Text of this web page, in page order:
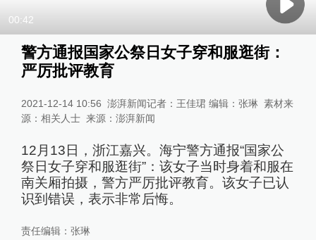
00:42
警方通报国家公祭日女子穿和服逛街：
严厉批评教育
2021-12-14 10:56 澎湃新闻记者：王佳珺 编辑：张琳 素材来
源：相关人士 来源： 澎湃新闻
12月13日，浙江嘉兴。海宁警方通报“国家公
祭日女子穿和服逛街”：该女子当时身着和服在
南关厢拍摄，警方严厉批评教育。该女子已认
识到错误，表示非常后悔。
责任编辑： 张琳